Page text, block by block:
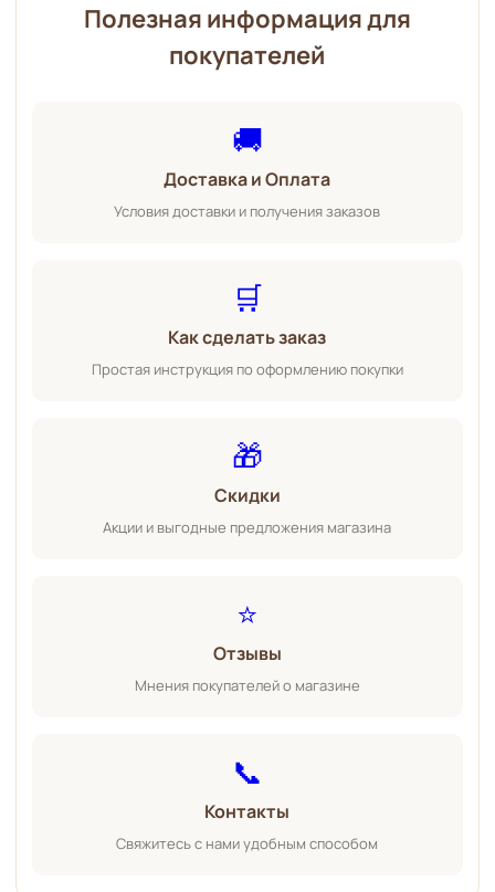
Полезная информация для
покупателей
🚚
Доставка и Оплата
Условия доставки и получения заказов
🛒
Как сделать заказ
Простая инструкция по оформлению покупки
🎁
Скидки
Акции и выгодные предложения магазина
⭐
Отзывы
Мнения покупателей о магазине
📞
Контакты
Свяжитесь с нами удобным способом